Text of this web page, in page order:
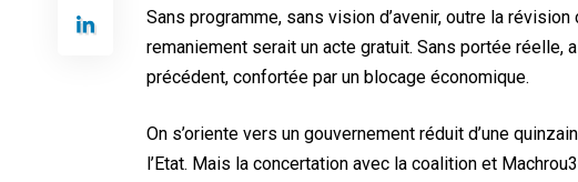
Sans programme, sans vision d’avenir, outre la
remaniement serait un acte gratuit. Sans portée réelle,
précédent, confortée par un blocage économique.
On s’oriente vers un gouvernement réduit d’une
l’Etat. Mais la concertation avec la coalition et